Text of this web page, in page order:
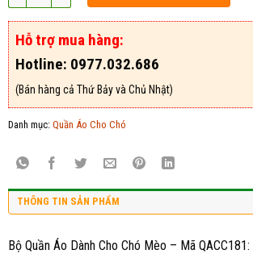
Hỗ trợ mua hàng:
Hotline: 0977.032.686
(Bán hàng cả Thứ Bảy và Chủ Nhật)
Danh mục: Quần Áo Cho Chó
THÔNG TIN SẢN PHẨM
Bộ Quần Áo Dành Cho Chó Mèo – Mã QACC181: